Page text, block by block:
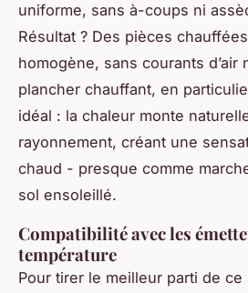
uniforme, sans à-coups ni
Résultat ? Des pièces
homogène, sans courants d’air
plancher chauffant, en
idéal : la chaleur monte
rayonnement, créant une
chaud - presque comme
sol ensoleillé.
Compatibilité avec les
température
Pour tirer le meilleur parti de